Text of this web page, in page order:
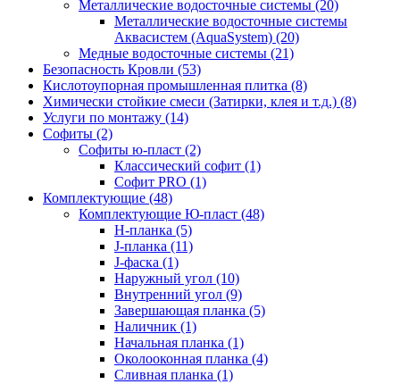
Металлические водосточные системы (20)
Металлические водосточные системы
Аквасистем (AquaSystem) (20)
Медные водосточные системы (21)
Безопасность Кровли (53)
Кислотоупорная промышленная плитка (8)
Химически стойкие смеси (Затирки, клея и т.д.) (8)
Услуги по монтажу (14)
Софиты (2)
Софиты ю-пласт (2)
Классический софит (1)
Софит PRO (1)
Комплектующие (48)
Комплектующие Ю-пласт (48)
H-планка (5)
J-планка (11)
J-фаска (1)
Наружный угол (10)
Внутренний угол (9)
Завершающая планка (5)
Наличник (1)
Начальная планка (1)
Околооконная планка (4)
Сливная планка (1)